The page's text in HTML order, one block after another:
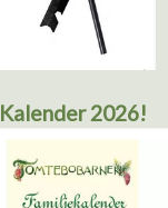
Kalender 2026!